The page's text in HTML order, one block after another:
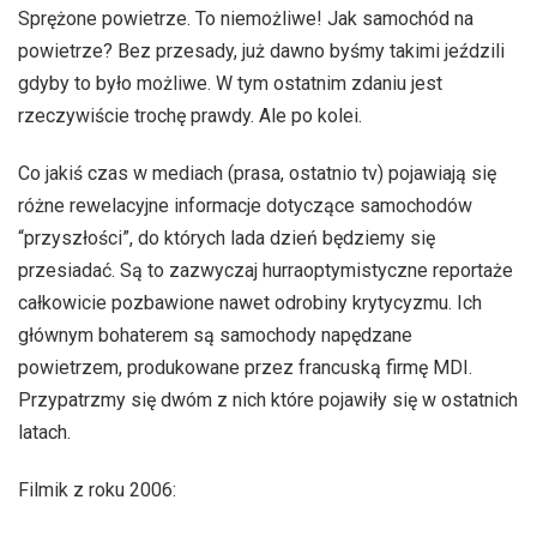
u
m
a
t
y
c
e
Sprężone powietrze. To niemożliwe! Jak samochód na
powietrze? Bez przesady, już dawno byśmy takimi jeździli
gdyby to było możliwe. W tym ostatnim zdaniu jest
rzeczywiście trochę prawdy. Ale po kolei.
Co jakiś czas w mediach (prasa, ostatnio tv) pojawiają się
różne rewelacyjne informacje dotyczące samochodów
“przyszłości”, do których lada dzień będziemy się
przesiadać. Są to zazwyczaj hurraoptymistyczne reportaże
całkowicie pozbawione nawet odrobiny krytycyzmu. Ich
głównym bohaterem są samochody napędzane
powietrzem, produkowane przez francuską firmę MDI.
Przypatrzmy się dwóm z nich które pojawiły się w ostatnich
latach.
Filmik z roku 2006: